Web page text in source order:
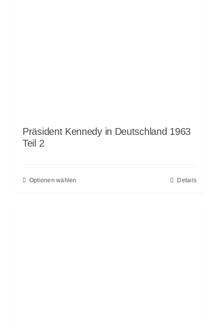
Präsident Kennedy in Deutschland 1963
Teil 2
Optionen wählen Details